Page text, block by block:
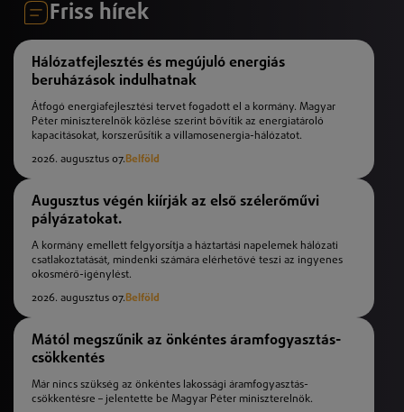
Friss hírek
Hálózatfejlesztés és megújuló energiás
beruházások indulhatnak
Átfogó energiafejlesztési tervet fogadott el a kormány. Magyar
Péter miniszterelnök közlése szerint bővítik az energiatároló
kapacitásokat, korszerűsítik a villamosenergia-hálózatot.
2026. augusztus 07.Belföld
Augusztus végén kiírják az első szélerőművi
pályázatokat.
A kormány emellett felgyorsítja a háztartási napelemek hálózati
csatlakoztatását, mindenki számára elérhetővé teszi az ingyenes
okosmérő-igénylést.
2026. augusztus 07.Belföld
Mától megszűnik az önkéntes áramfogyasztás-
csökkentés
Már nincs szükség az önkéntes lakossági áramfogyasztás-
csökkentésre – jelentette be Magyar Péter miniszterelnök.